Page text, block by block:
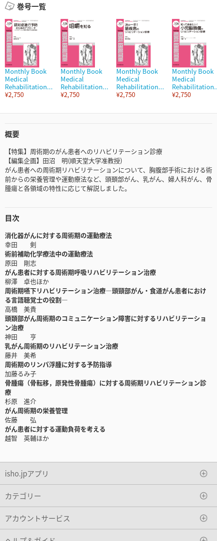
巻号一覧
Monthly Book
Medical
Rehabilitation...
¥2,750
Monthly Book
Medical
Rehabilitation...
¥2,750
Monthly Book
Medical
Rehabilitation...
¥2,750
Monthly Book
Medical
¥2,750
概要
【特集】周術期のがん患者へのリハビリテーション診療
【編集企画】田沼 明(順天堂大学准教授)
がん患者への周術期リハビリテーションについて、胸腹部手術における術
前からの栄養管理や運動療法など、頭頚部がん、乳がん、婦人科がん、骨
腫瘍と各領域の特性に応じて解説しました。
目次
消化器がんに対する周術期の運動療法
幸田 剣
術前補助化学療法中の運動療法
原田 剛志
がん患者に対する周術期呼吸リハビリテーション治療
柳澤 卓也ほか
周術期嚥下リハビリテーション治療―頭頸部がん・食道がん患者におけ
る言語聴覚士の役割―
高橋 美貴
頭頚部がん周術期のコミュニケーション障害に対するリハビリテーショ
ン治療
神田 亨
乳がん周術期のリハビリテーション治療
藤井 美希
周術期のリンパ浮腫に対する予防指導
加藤るみ子
骨腫瘍（骨転移，原発性骨腫瘍）に対する周術期リハビリテーション診
療
杉原 進介
がん周術期の栄養管理
佐藤 弘
がん患者に対する運動負荷を考える
越智 英輔ほか
isho.jpアプリ
カテゴリー
アカウントサービス